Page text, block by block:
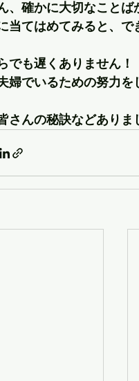
、確かに大切なことば
当てはめてみると、で
でも遅くありません！
婦でいるための努力を
さんの秘訣などありま